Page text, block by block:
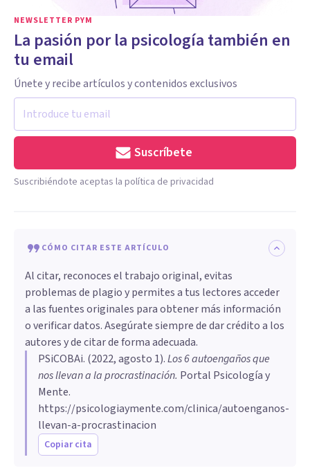
NEWSLETTER PYM
La pasión por la psicología también en
tu email
Únete y recibe artículos y contenidos exclusivos
Suscríbete
Suscribiéndote aceptas la política de privacidad
CÓMO CITAR ESTE ARTÍCULO
Al citar, reconoces el trabajo original, evitas
problemas de plagio y permites a tus lectores acceder
a las fuentes originales para obtener más información
o verificar datos. Asegúrate siempre de dar crédito a los
autores y de citar de forma adecuada.
PSiCOBAi. (2022, agosto 1).Los 6 autoengaños que
nos llevan a la procrastinación. Portal Psicología y
Mente.
https://psicologiaymente.com/clinica/autoenganos-
llevan-a-procrastinacion
Copiar cita